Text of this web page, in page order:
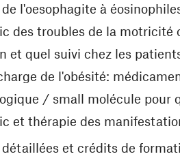
l'oesophagite à
des troubles de la motricité
et quel suivi chez les
de l'obésité:
/ small molécule pour
et thérapie des
et crédits de